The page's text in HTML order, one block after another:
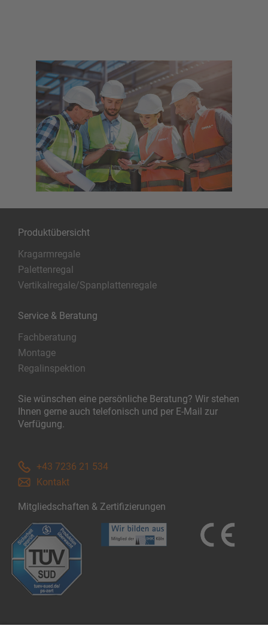
Produktübersicht
Kragarmregale
Palettenregal
Vertikalregale/Spanplattenregale
Service & Beratung
Fachberatung
Montage
Regalinspektion
Sie wünschen eine persönliche Beratung? Wir stehen
Ihnen gerne auch telefonisch und per E-Mail zur
Verfügung.
+43 7236 21 534
Kontakt
Mitgliedschaften & Zertifizierungen